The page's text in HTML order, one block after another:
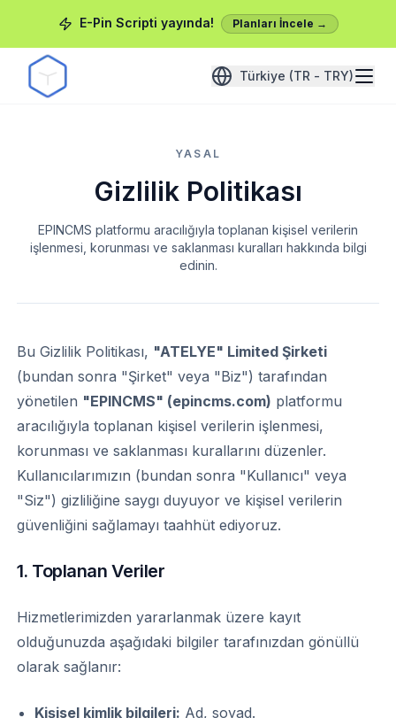
E-Pin Scripti yayında! Planları İncele →
Türkiye (TR - TRY)
YASAL
Gizlilik Politikası
EPINCMS platformu aracılığıyla toplanan kişisel verilerin
işlenmesi, korunması ve saklanması kuralları hakkında bilgi
edinin.
Bu Gizlilik Politikası, "ATELYE" Limited Şirketi
(bundan sonra "Şirket" veya "Biz") tarafından
yönetilen "EPINCMS" (epincms.com) platformu
aracılığıyla toplanan kişisel verilerin işlenmesi,
korunması ve saklanması kurallarını düzenler.
Kullanıcılarımızın (bundan sonra "Kullanıcı" veya
"Siz") gizliliğine saygı duyuyor ve kişisel verilerin
güvenliğini sağlamayı taahhüt ediyoruz.
1. Toplanan Veriler
Hizmetlerimizden yararlanmak üzere kayıt
olduğunuzda aşağıdaki bilgiler tarafınızdan gönüllü
olarak sağlanır:
Kişisel kimlik bilgileri: Ad, soyad.